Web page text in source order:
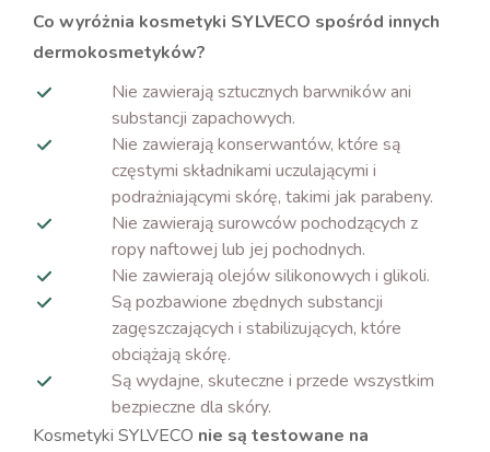
Co wyróżnia kosmetyki SYLVECO spośród innych
dermokosmetyków?
Nie zawierają sztucznych barwników ani
substancji zapachowych.
Nie zawierają konserwantów, które są
częstymi składnikami uczulającymi i
podrażniającymi skórę, takimi jak parabeny.
Nie zawierają surowców pochodzących z
ropy naftowej lub jej pochodnych.
Nie zawierają olejów silikonowych i glikoli.
Są pozbawione zbędnych substancji
zagęszczających i stabilizujących, które
obciążają skórę.
Są wydajne, skuteczne i przede wszystkim
bezpieczne dla skóry.
Kosmetyki SYLVECO nie są testowane na